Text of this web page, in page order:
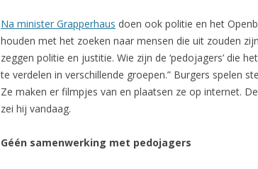
Na minister Grapperhaus doen ook politie en het
houden met het zoeken naar mensen die uit zouden
zeggen politie en justitie. Wie zijn de ‘pedojagers’ die
te verdelen in verschillende groepen.” Burgers spelen
Ze maken er filmpjes van en plaatsen ze op internet.
zei hij vandaag.
Géén samenwerking met pedojagers